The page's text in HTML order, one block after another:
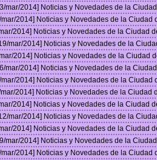
mar/2014] Noticias y Novedades de la
mar/2014] Noticias y Novedades de la Ciudad
2014] Noticias y Novedades de la Ciudad
mar/2014] Noticias y Novedades de la
2014] Noticias y Novedades de la Ciudad
mar/2014] Noticias y Novedades de la
mar/2014] Noticias y Novedades de la Ciudad
mar/2014] Noticias y Novedades de la Ciudad
2014] Noticias y Novedades de la Ciudad
mar/2014] Noticias y Novedades de la
2014] Noticias y Novedades de la Ciudad
mar/2014] Noticias y Novedades de la
mar/2014] Noticias y Novedades de la Ciudad